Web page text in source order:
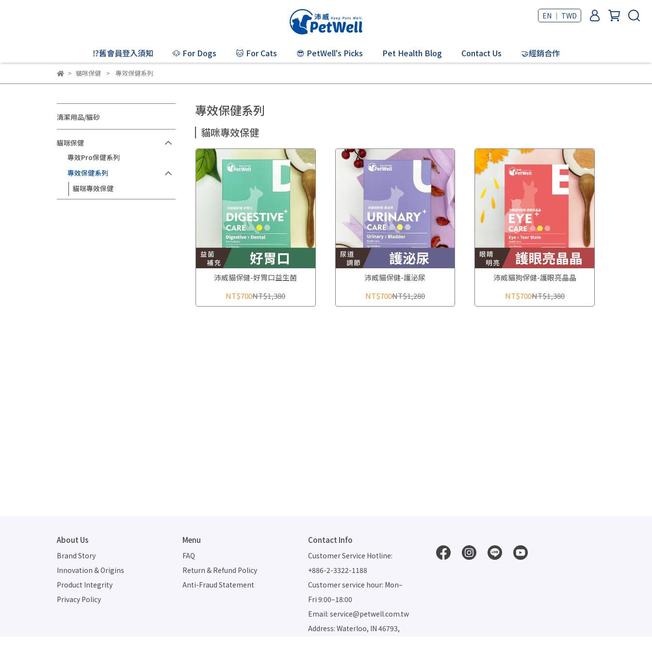
EN ｜ TWD
⁉️舊會員登入須知 🐶 For Dogs 🐱 For Cats 😎 PetWell's Picks Pet Health Blog Contact Us 🤝經銷合作
貓咪保健 專效保健系列
清潔用品/貓砂
貓咪保健
專效Pro保健系列
專效保健系列
貓咪專效保健
專效保健系列
貓咪專效保健
沛威貓保健-好胃口益生菌
NT$700NT$1,380
沛威貓保健-護泌尿
NT$700NT$1,280
沛威貓狗保健-護眼亮晶晶
NT$700NT$1,380
About Us
Brand Story
Innovation & Origins
Product Integrity
Privacy Policy
Menu
FAQ
Return & Refund Policy
Anti-Fraud Statement
Contact Info
Customer Service Hotline:
+886-2-3322-1188
Customer service hour: Mon–
Fri 9:00–18:00
Email: service@petwell.com.tw
Address: Waterloo, IN 46793,